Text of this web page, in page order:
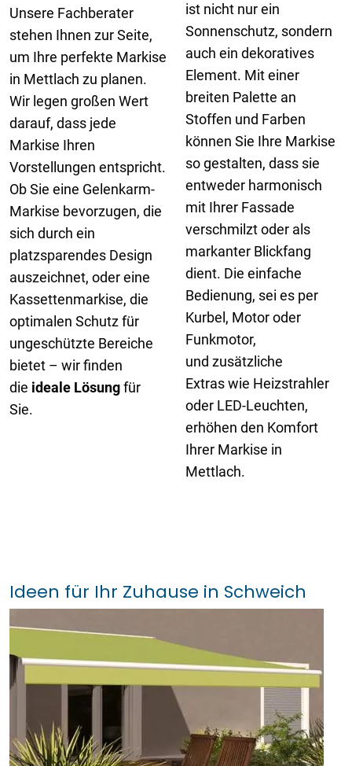
Unsere Fachberater
stehen Ihnen zur Seite,
um Ihre perfekte Markise
in Mettlach zu planen.
Wir legen großen Wert
darauf, dass jede
Markise Ihren
Vorstellungen entspricht.
Ob Sie eine Gelenkarm-
Markise bevorzugen, die
sich durch ein
platzsparendes Design
auszeichnet, oder eine
Kassettenmarkise, die
optimalen Schutz für
ungeschützte Bereiche
bietet – wir finden
die ideale Lösungfür
Sie.
ist nicht nur ein
Sonnenschutz, sondern
auch ein dekoratives
Element. Mit einer
breiten Palette an
Stoffen und Farben
können Sie Ihre Markise
so gestalten, dass sie
entweder harmonisch
mit Ihrer Fassade
verschmilzt oder als
markanter Blickfang
dient. Die einfache
Bedienung, sei es per
Kurbel, Motor oder
Funkmotor,
und zusätzliche
Extras wie Heizstrahler
oder LED-Leuchten,
erhöhen den Komfort
Ihrer Markise in
Mettlach.
Ideen für Ihr Zuhause in Schweich